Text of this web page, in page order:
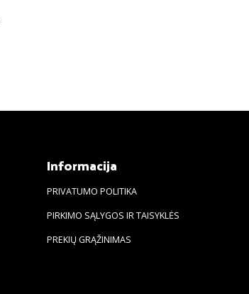
Informacija
PRIVATUMO POLITIKA
PIRKIMO SĄLYGOS IR TAISYKLĖS
PREKIŲ GRĄŽINIMAS